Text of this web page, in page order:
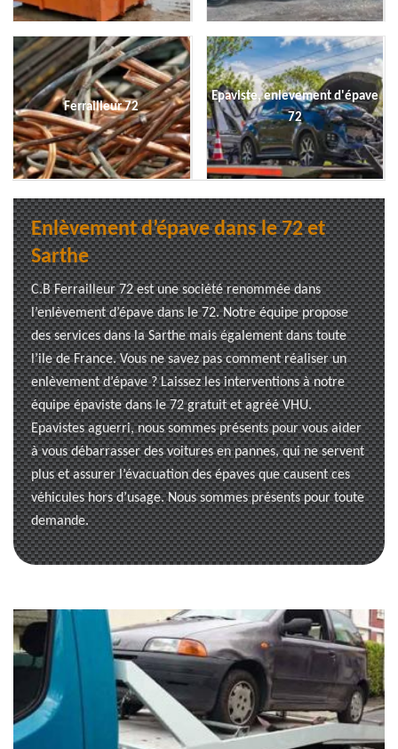
Ferrailleur 72
Epaviste, enlevement d'épave
72
Enlèvement d’épave dans le 72 et
Sarthe
C.B Ferrailleur 72 est une société renommée dans
l’enlèvement d’épave dans le 72. Notre équipe propose
des services dans la Sarthe mais également dans toute
l’ile de France. Vous ne savez pas comment réaliser un
enlèvement d’épave ? Laissez les interventions à notre
équipe épaviste dans le 72 gratuit et agréé VHU.
Epavistes aguerri, nous sommes présents pour vous aider
à vous débarrasser des voitures en pannes, qui ne servent
plus et assurer l’évacuation des épaves que causent ces
véhicules hors d’usage. Nous sommes présents pour toute
demande.